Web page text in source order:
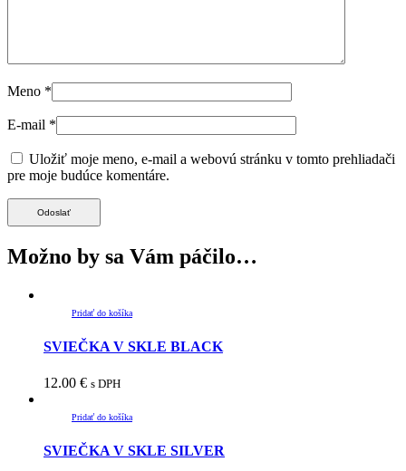
Meno *
E-mail *
Uložiť moje meno, e-mail a webovú stránku v tomto prehliadači
pre moje budúce komentáre.
Možno by sa Vám páčilo…
Pridať do košíka
SVIEČKA V SKLE BLACK
12.00 € s DPH
Pridať do košíka
SVIEČKA V SKLE SILVER